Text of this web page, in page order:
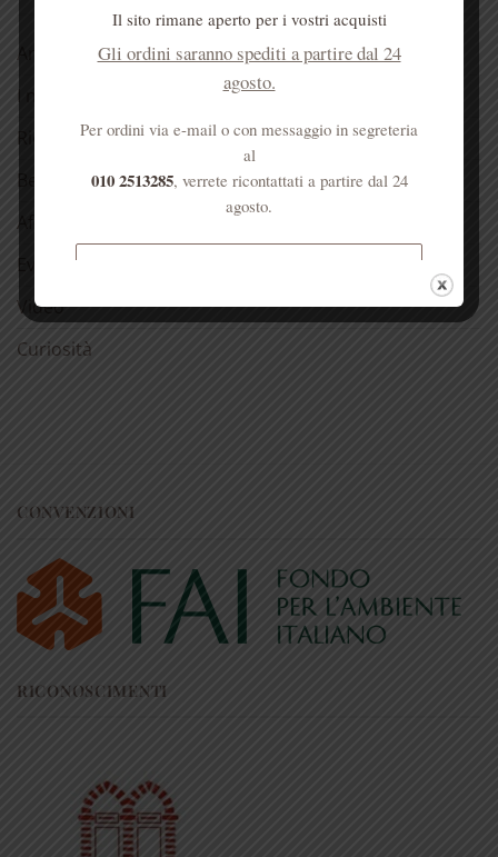
Antica spezieria
Aforismi
Eventi
Video
Curiosità
CONVENZIONI
RICONOSCIMENTI
Il sito rimane aperto per i vostri acquisti
Gli ordini saranno spediti a partire dal 24
agosto.
Per ordini via e-mail o con messaggio in segreteria
al
010 2513285, verrete ricontattati a partire dal 24
agosto.
superiori a € 50